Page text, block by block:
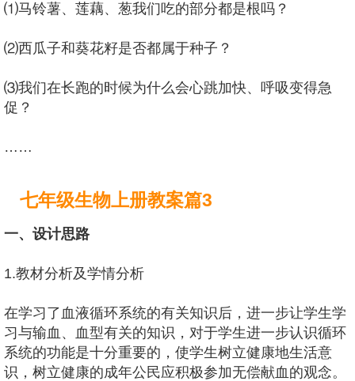
⑴马铃薯、莲藕、葱我们吃的部分都是根吗？
⑵西瓜子和葵花籽是否都属于种子？
⑶我们在长跑的时候为什么会心跳加快、呼吸变得急
促？
……
七年级生物上册教案篇3
一、设计思路
1.教材分析及学情分析
在学习了血液循环系统的有关知识后，进一步让学生学
习与输血、血型有关的知识，对于学生进一步认识循环
系统的功能是十分重要的，使学生树立健康地生活意
识，树立健康的成年公民应积极参加无偿献血的观念。